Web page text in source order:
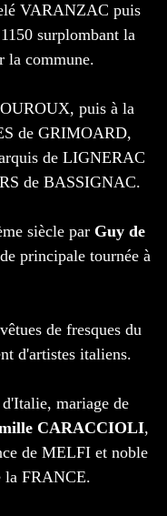
VARANZAC puis
surplombant la
la commune.
puis à la
de GRIMOARD,
de LIGNERAC
de BASSIGNAC.
siècle par Guy de
principale tournée à
de fresques du
d'artistes italiens.
mariage de
CARACCIOLI,
de MELFI et noble
la FRANCE.